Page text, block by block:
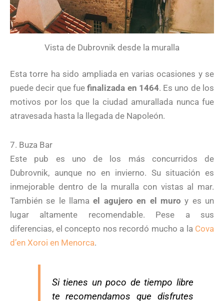
Vista de Dubrovnik desde la muralla
Esta torre ha sido ampliada en varias ocasiones y se
puede decir que fuefinalizada en 1464. Es uno de los
motivos por los que la ciudad amurallada nunca fue
atravesada hasta la llegada de Napoleón.
7. Buza Bar
Este pub es uno de los más concurridos de
Dubrovnik, aunque no en invierno. Su situación es
inmejorable dentro de la muralla con vistas al mar.
También se le llamael agujero en el muro y es un
lugar altamente recomendable. Pese a sus
diferencias, el concepto nos recordó mucho a la Cova
d’en Xoroi en Menorca.
Si tienes un poco de tiempo libre
te recomendamos que disfrutes